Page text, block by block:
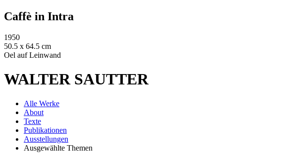
Caffè in Intra
1950
50.5 x 64.5 cm
Oel auf Leinwand
WALTER SAUTTER
Alle Werke
About
Texte
Publikationen
Ausstellungen
Ausgewählte Themen